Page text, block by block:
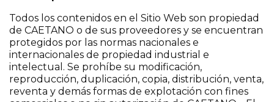
Todos los contenidos en el Sitio Web son propiedad
de CAETANO o de sus proveedores y se encuentran
protegidos por las normas nacionales e
internacionales de propiedad industrial e
intelectual. Se prohíbe su modificación,
reproducción, duplicación, copia, distribución, venta,
reventa y demás formas de explotación con fines